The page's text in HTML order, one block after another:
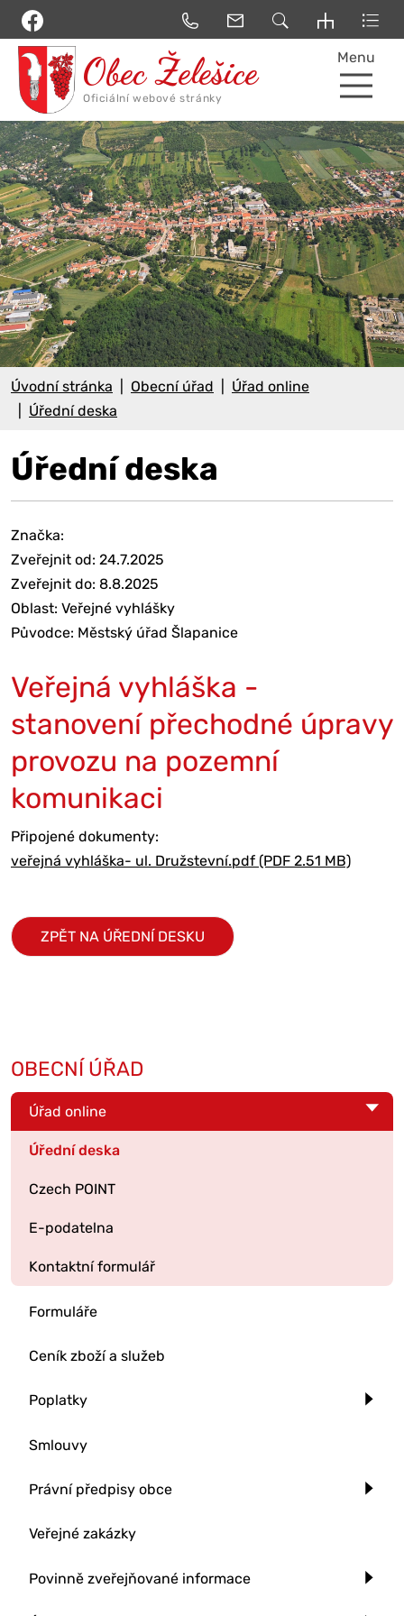
Menu
Úvodní stránka Obecní úřad
Úřad online
Úřední deska
Úřední deska
Značka:
Zveřejnit od: 24.7.2025
Zveřejnit do: 8.8.2025
Oblast: Veřejné vyhlášky
Původce: Městský úřad Šlapanice
Veřejná vyhláška -
stanovení přechodné úpravy
provozu na pozemní
komunikaci
Připojené dokumenty:
veřejná vyhláška- ul. Družstevní.pdf (PDF 2.51 MB)
ZPĚT NA ÚŘEDNÍ DESKU
OBECNÍ ÚŘAD
Úřad online
Úřední deska
Czech POINT
E-podatelna
Kontaktní formulář
Formuláře
Ceník zboží a služeb
Poplatky
Smlouvy
Právní předpisy obce
Veřejné zakázky
Povinně zveřejňované informace